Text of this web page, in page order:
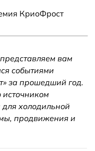
КриоФрост
вам
событиями
за прошедший год.
источником
холодильной
продвижения и